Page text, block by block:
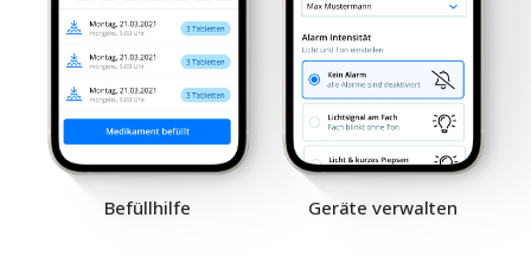
Befüllhilfe Geräte verwalten